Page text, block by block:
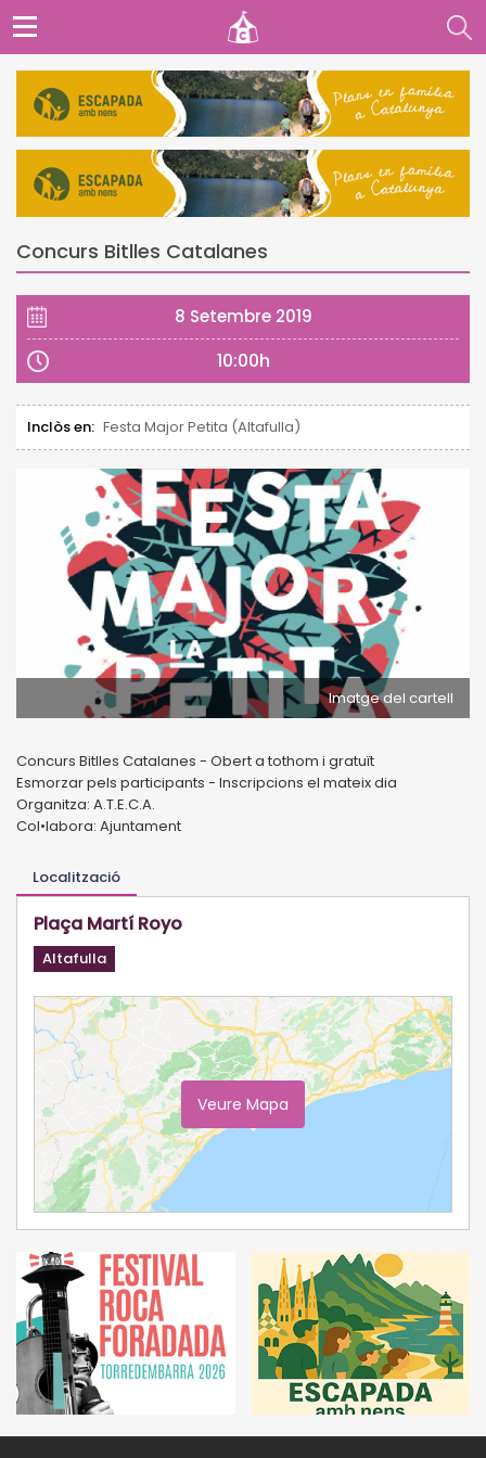
Concurs Bitlles Catalanes
8 Setembre 2019
10:00h
Inclòs en: Festa Major Petita (Altafulla)
Imatge del cartell
Concurs Bitlles Catalanes - Obert a tothom i gratuït
Esmorzar pels participants - Inscripcions el mateix dia
Organitza: A.T.E.C.A.
Col•labora: Ajuntament
Localització
Plaça Martí Royo
Altafulla
Veure Mapa